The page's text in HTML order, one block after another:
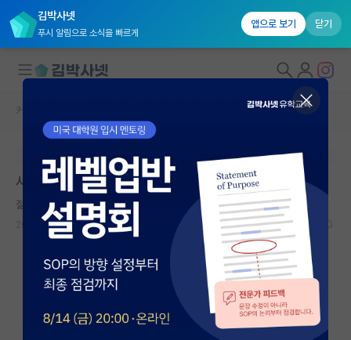
김박사넷
푸시 알림으로 소식을 빠르게
앱으로 보기 닫기
대학원생 모집
국내대학원 정보
연구실&오픈랩
커뮤니티
커뮤니티 홈
전체글보기
베스트 게시판
커뮤니티 홈
본문이 수정되지 않는 박제글입니다.
서울대 반도체 랩 컨텍
젊은 알렉산더 플레밍
2025.11.30 1940